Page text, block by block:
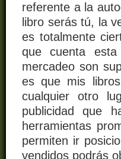
referente a la
libro serás tú, la
es totalmente
que cuenta
mercadeo son
es que mis
cualquier otro
publicidad que
herramientas
permiten ir
vendidos podrás